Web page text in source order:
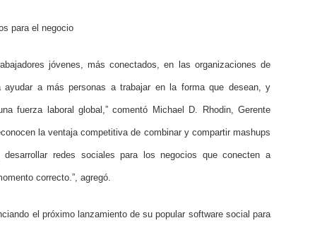
para el negocio
jóvenes, más conectados, en las organizaciones de
a más personas a trabajar en la forma que desean, y
fuerza laboral global,” comentó Michael D. Rhodin, Gerente
la ventaja competitiva de combinar y compartir mashups
redes sociales para los negocios que conecten a
correcto.”, agregó.
el próximo lanzamiento de su popular software social para